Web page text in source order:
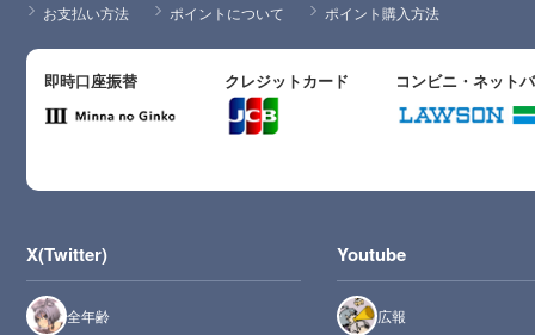
お支払い方法 ポイントについて ポイント購入方法
即時口座振替 クレジットカード コンビニ・ネット
X(Twitter)
全年齢
Youtube
広報